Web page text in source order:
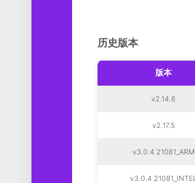
历史版本
版本
v2.14.6
v2.17.5
v3.0.4 21081_ARM
v3.0.4 21081_INTEL